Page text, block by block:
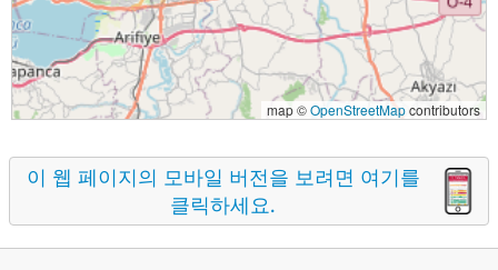
map ©OpenStreetMapcontributors
이 웹 페이지의 모바일 버전을 보려면 여기를
클릭하세요.